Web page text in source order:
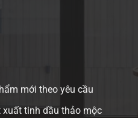
mới theo yêu cầu
xuất tinh dầu thảo mộc